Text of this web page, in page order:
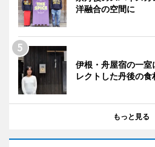
洋融合の空間に
伊根・舟屋宿の一
レクトした丹後の食
もっと見る